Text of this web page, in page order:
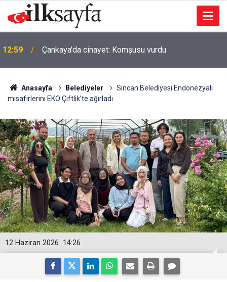
12:59 Çankaya'da cinayet: Komşusu vurdu
Anasayfa Belediyeler
Sincan Belediyesi Endonezyalı
misafirlerini EKO Çiftlik’te ağırladı
14:26
12 Haziran 2026